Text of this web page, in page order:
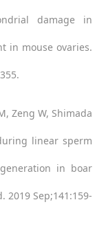
damage in
in mouse ovaries.
Zeng W, Shimada
linear sperm
in boar
2019 Sep;141:159-